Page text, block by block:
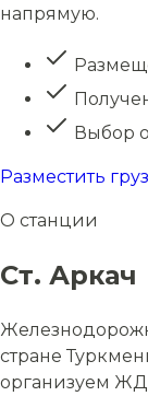
напрямую.
Выбор
Разместить
О станции
Ст. Аркач
стране
организуем ЖД